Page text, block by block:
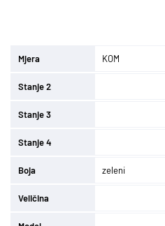
Mjera KOM
Stanje 2
Stanje 3
Stanje 4
Boja zeleni
Veličina